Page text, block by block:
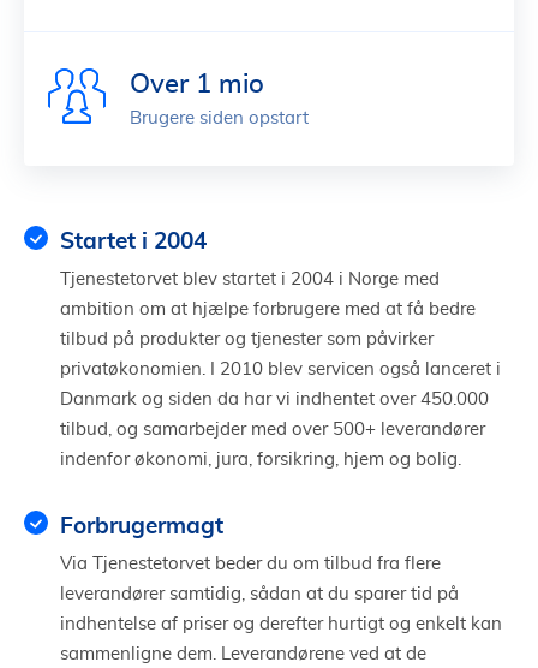
Over 1 mio
Brugere siden opstart
Startet i 2004
Tjenestetorvet blev startet i 2004 i Norge med
ambition om at hjælpe forbrugere med at få bedre
tilbud på produkter og tjenester som påvirker
privatøkonomien. I 2010 blev servicen også lanceret i
Danmark og siden da har vi indhentet over 450.000
tilbud, og samarbejder med over 500+ leverandører
indenfor økonomi, jura, forsikring, hjem og bolig.
Forbrugermagt
Via Tjenestetorvet beder du om tilbud fra flere
leverandører samtidig, sådan at du sparer tid på
indhentelse af priser og derefter hurtigt og enkelt kan
sammenligne dem. Leverandørene ved at de